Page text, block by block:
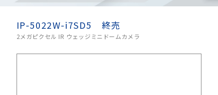
IP-5022W-i7SD5 終売
2メガピクセル IR ウェッジミニドームカメラ